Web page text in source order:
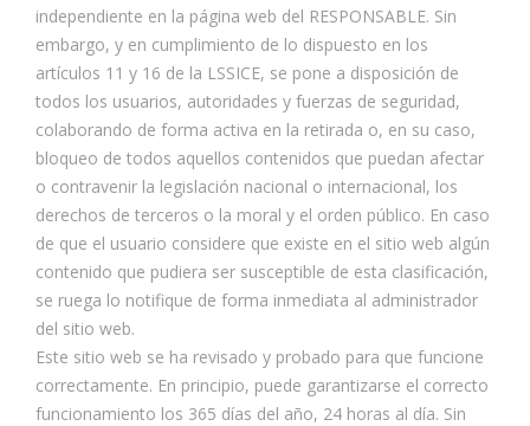
independiente en la página web del RESPONSABLE. Sin
embargo, y en cumplimiento de lo dispuesto en los
artículos 11 y 16 de la LSSICE, se pone a disposición de
todos los usuarios, autoridades y fuerzas de seguridad,
colaborando de forma activa en la retirada o, en su caso,
bloqueo de todos aquellos contenidos que puedan afectar
o contravenir la legislación nacional o internacional, los
derechos de terceros o la moral y el orden público. En caso
de que el usuario considere que existe en el sitio web algún
contenido que pudiera ser susceptible de esta clasificación,
se ruega lo notifique de forma inmediata al administrador
del sitio web.
Este sitio web se ha revisado y probado para que funcione
correctamente. En principio, puede garantizarse el correcto
funcionamiento los 365 días del año, 24 horas al día. Sin